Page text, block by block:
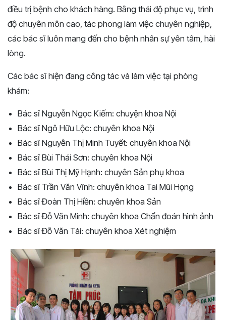
điều trị bệnh cho khách hàng. Bằng thái độ phục vụ, trình
độ chuyên môn cao, tác phong làm việc chuyên nghiệp,
các bác sĩ luôn mang đến cho bệnh nhân sự yên tâm, hài
lòng.
Các bác sĩ hiện đang công tác và làm việc tại phòng
khám:
Bác sĩ Nguyễn Ngọc Kiếm: chuyện khoa Nội
Bác sĩ Ngô Hữu Lộc: chuyên khoa Nội
Bác sĩ Nguyễn Thị Minh Tuyết: chuyên khoa Nội
Bác sĩ Bùi Thái Sơn: chuyên khoa Nội
Bác sĩ Bùi Thị Mỹ Hạnh: chuyên Sản phụ khoa
Bác sĩ Trần Văn Vĩnh: chuyên khoa Tai Mũi Họng
Bác sĩ Đoàn Thị Hiền: chuyên khoa Sản
Bác sĩ Đỗ Văn Minh: chuyên khoa Chẩn đoán hình ảnh
Bác sĩ Đỗ Văn Tài: chuyên khoa Xét nghiệm